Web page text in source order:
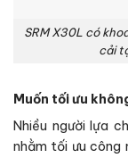
SRM X30L có
cải
Muốn tối ưu
Nhiều người lựa
nhằm tối ưu công